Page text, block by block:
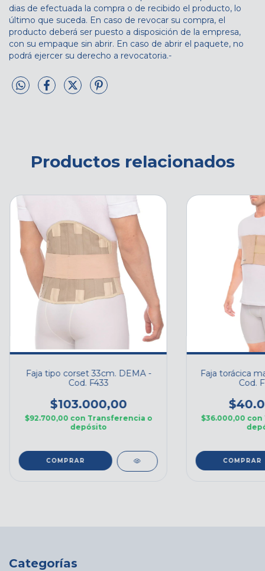
dias de efectuada la compra o de recibido el producto, lo
último que suceda. En caso de revocar su compra, el
producto deberá ser puesto a disposición de la empresa,
con su empaque sin abrir. En caso de abrir el paquete, no
podrá ejercer su derecho a revocatoria.-
Productos relacionados
Faja tipo corset 33cm. DEMA -
Cod. F433
$103.000,00
$92.700,00 con Transferencia o
depósito
COMPRAR
Faja torácica
Cod.
$36.000,00 con
COMPRAR
Categorías